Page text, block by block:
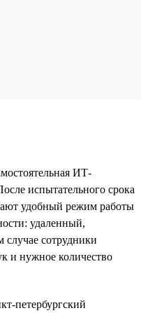
ИТ-
испытательного срока
удобный режим работы
удаленный,
сотрудники
и нужное количество
петербургский